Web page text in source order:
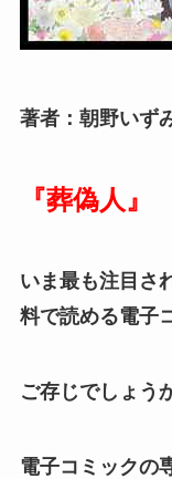
著者：朝野いず
『葬偽人』
いま最も注目さ
料で読める電子
ご存じでしょう
電子コミックの